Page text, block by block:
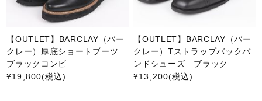
【OUTLET】BARCLAY（バー
クレー）厚底ショートブーツ
ブラックコンビ
¥19,800(税込)
【OUTLET】BARCLAY（バー
クレー）Tストラップバックバ
ンドシューズ ブラック
¥13,200(税込)